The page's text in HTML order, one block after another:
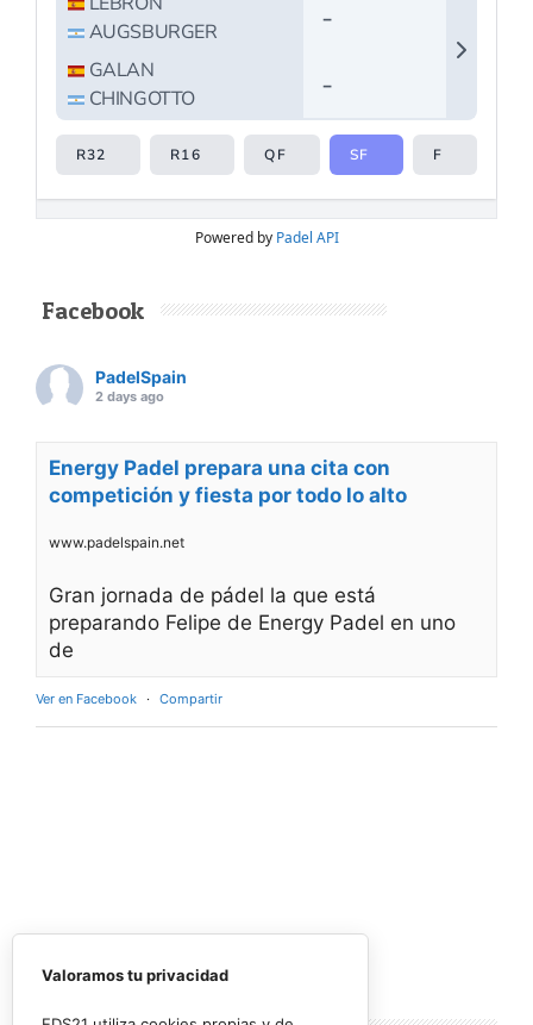
Powered by Padel API
Facebook
PadelSpain
2 days ago
Energy Padel prepara una cita con
competición y fiesta por todo lo alto
www.padelspain.net
Gran jornada de pádel la que está
preparando Felipe de Energy Padel en uno
de
Ver en Facebook · Compartir
Valoramos tu privacidad